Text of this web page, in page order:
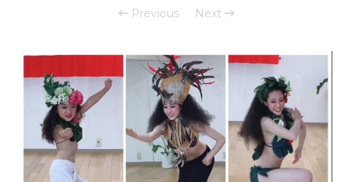
Previous Next